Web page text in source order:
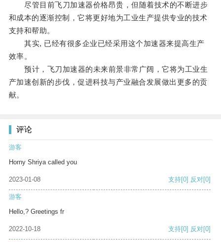
尽管目前飞刀加速器价格昂贵，但随着技术的不断进步
和成本的逐渐控制，它将更好地为工业生产提供专业的技术
支持和帮助。
其实, 已经有很多企业已经采用这个加速器来提高生产
效率。
预计，飞刀加速器的未来前景非常广阔，它将为工业生
产加速创新的步伐，促进科技与产业融合发展做出更多的贡
献。
评论
游客
Horny Shriya called you
2023-01-08 支持[0] 反对[0]
游客
Hello,? Greetings fr
2022-10-18 支持[0] 反对[0]